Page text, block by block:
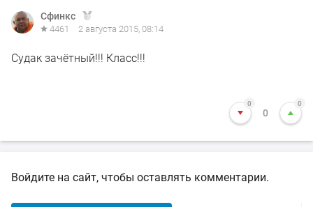
Сфинкс
4461 2 августа 2015, 08:14
Судак зачётный!!! Класс!!!
0
0
0
Войдите на сайт, чтобы оставлять комментарии.